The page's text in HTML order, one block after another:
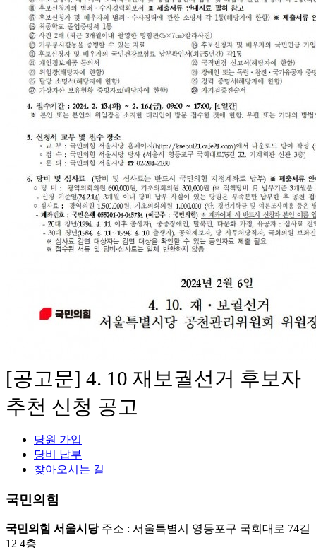
[공고문] 4. 10 재보궐선거 후보자
추천 신청 공고
당원 가입
당비 납부
찾아오시는 길
국민의힘
국민의힘 서울시당 주소 : 서울특별시 영등포구 국회대로 74길
12 4층